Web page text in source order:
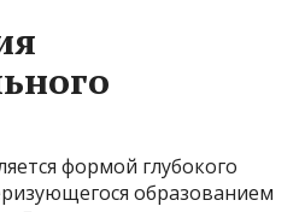
формой глубокого
образованием